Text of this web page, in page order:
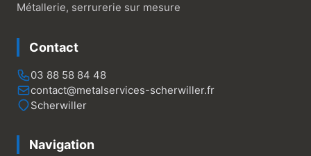
Métallerie, serrurerie sur mesure
Contact
03 88 58 84 48
contact@metalservices-scherwiller.fr
Scherwiller
Navigation